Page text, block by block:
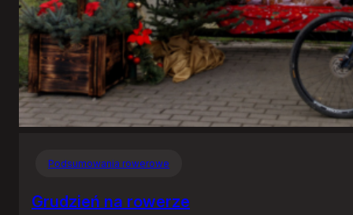
Podsumowania rowerowe
Grudzień na rowerze